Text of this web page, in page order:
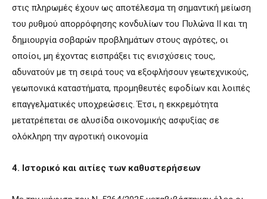
στις πληρωμές έχουν ως αποτέλεσμα τη σημαντική μείωση
του ρυθμού απορρόφησης κονδυλίων του Πυλώνα ΙΙ και τη
δημιουργία σοβαρών προβλημάτων στους αγρότες, οι
οποίοι, μη έχοντας εισπράξει τις ενισχύσεις τους,
αδυνατούν με τη σειρά τους να εξοφλήσουν γεωτεχνικούς,
γεωπονικά καταστήματα, προμηθευτές εφοδίων και λοιπές
επαγγελματικές υποχρεώσεις. Έτσι, η εκκρεμότητα
μετατρέπεται σε αλυσίδα οικονομικής ασφυξίας σε
ολόκληρη την αγροτική οικονομία
4. Ιστορικό και αιτίες των καθυστερήσεων